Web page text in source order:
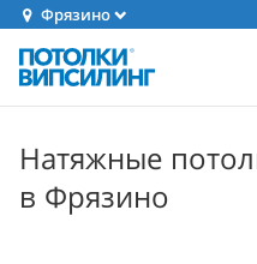
Фрязино
Натяжные
в Фрязино